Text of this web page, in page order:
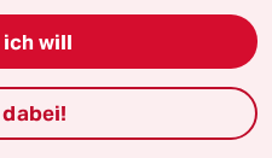
63
will